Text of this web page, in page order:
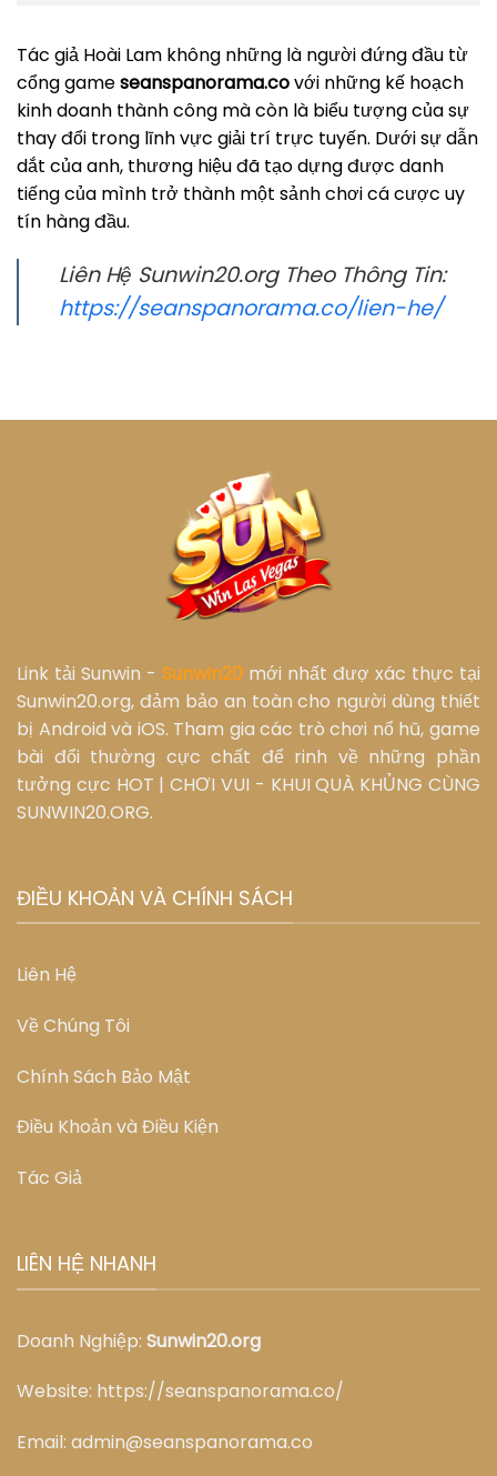
Tác giả Hoài Lam không những là người đứng đầu từ
cổng gameseanspanorama.covới những kế hoạch
kinh doanh thành công mà còn là biểu tượng của sự
thay đổi trong lĩnh vực giải trí trực tuyến. Dưới sự dẫn
dắt của anh, thương hiệu đã tạo dựng được danh
tiếng của mình trở thành một sảnh chơi cá cược uy
tín hàng đầu.
Liên Hệ Sunwin20.org Theo Thông Tin:
https://seanspanorama.co/lien-he/
Link tải Sunwin - Sunwin20 mới nhất đượ xác thực tại
Sunwin20.org, đảm bảo an toàn cho người dùng thiết
bị Android và iOS. Tham gia các trò chơi nổ hũ, game
bài đổi thường cực chất để rinh về những phần
tưởng cực HOT | CHƠI VUI - KHUI QUÀ KHỦNG CÙNG
SUNWIN20.ORG.
ĐIỀU KHOẢN VÀ CHÍNH SÁCH
Liên Hệ
Về Chúng Tôi
Chính Sách Bảo Mật
Điều Khoản và Điều Kiện
Tác Giả
LIÊN HỆ NHANH
Doanh Nghiệp: Sunwin20.org
Website: https://seanspanorama.co/
Email: admin@seanspanorama.co